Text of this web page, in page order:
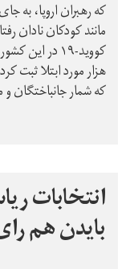
که رهبران اروپا، به
مانند کودکان نادان
هزار مورد ابتلا ثبت
که شمار جانباختگان
انتخابات
بایدن هم